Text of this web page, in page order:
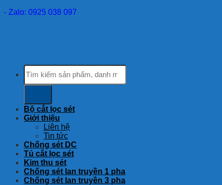
- Zalo: 0925 038 097
Tìm
kiếm:
Bộ cắt lọc sét
Giới thiệu
Liên hệ
Tin tức
Chống sét DC
Tủ cắt lọc sét
Kim thu sét
Chống sét lan truyền 1 pha
Chống sét lan truyền 3 pha